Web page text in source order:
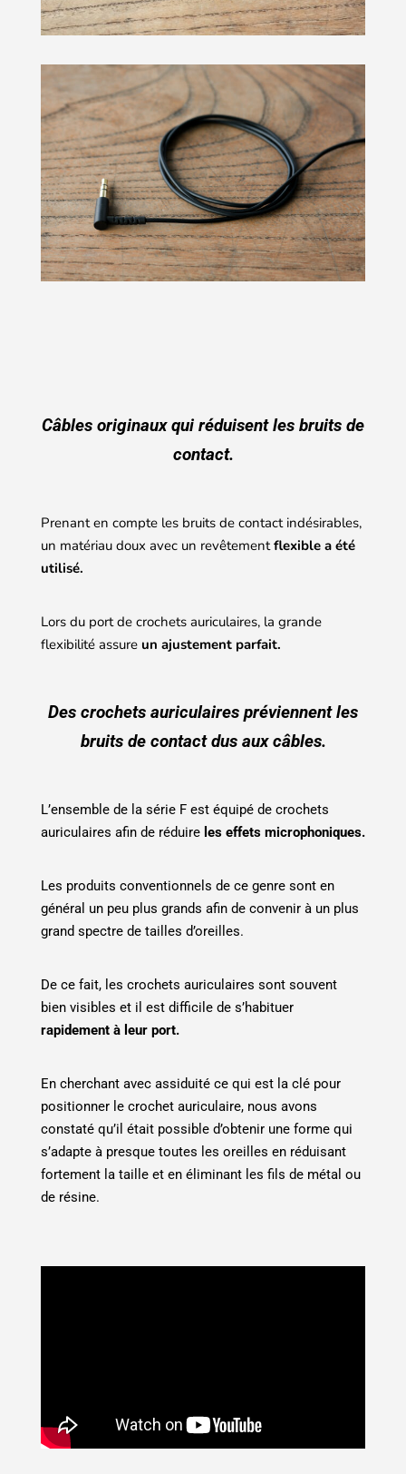
Câbles originaux qui réduisent les bruits de
contact.
Prenant en compte les bruits de contact indésirables,
un matériau doux avec un revêtementflexible a été
utilisé.
Lors du port de crochets auriculaires, la grande
flexibilité assure un ajustement parfait.
Des crochets auriculaires préviennent les
bruits de contact dus aux câbles.
L’ensemble de la série F est équipé de crochets
auriculaires afin de réduire les effets microphoniques.
Les produits conventionnels de ce genre sont en
général un peu plus grands afin de convenir à un plus
grand spectre de tailles d’oreilles.
De ce fait, les crochets auriculaires sont souvent
bien visibles et il est difficile de s’habituer
rapidement à leur port.
En cherchant avec assiduité ce qui est la clé pour
positionner le crochet auriculaire, nous avons
constaté qu’il était possible d’obtenir une forme qui
s’adapte à presque toutes les oreilles en réduisant
fortement la taille et en éliminant les fils de métal ou
de résine.